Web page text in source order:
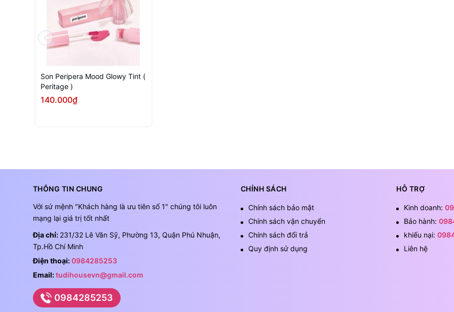
Son Peripera Mood Glowy Tint (
Peritage )
140.000₫
THÔNG TIN CHUNG
Với sứ mệnh "Khách hàng là ưu tiên số 1" chúng tôi luôn
mạng lại giá trị tốt nhất
Địa chỉ: 231/32 Lê Văn Sỹ, Phường 13, Quận Phú Nhuận,
Tp.Hồ Chí Minh
Điện thoại:0984285253
Email:tudihousevn@gmail.com
0984285253
CHÍNH SÁCH
Chính sách bảo mật
Chính sách vận chuyển
Chính sách đổi trả
Quy định sử dụng
HỖ TRỢ
Kinh doanh:
Bảo hành:
khiếu nại:
Liên hệ